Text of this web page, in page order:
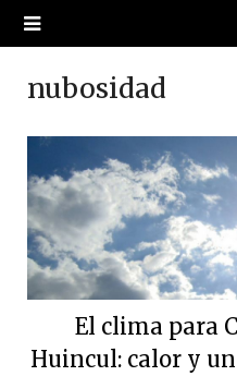
nubosidad
El clima para
Huincul: calor y